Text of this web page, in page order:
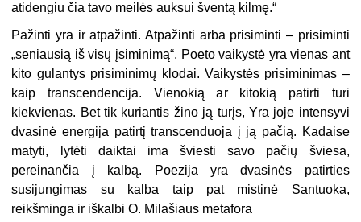
atidengiu čia tavo meilės auksui šventą kilmę.“
Pažinti yra ir atpažinti. Atpažinti arba prisiminti – prisiminti
„seniausią iš visų įsiminimą“. Poeto vaikystė yra vienas ant
kito gulantys prisiminimų klodai. Vaikystės prisiminimas –
kaip transcendencija. Vienokią ar kitokią patirti turi
kiekvienas. Bet tik kuriantis žino ją turįs, Yra joje intensyvi
dvasinė energija pa­tirtį transcenduoja į ją pačią. Kadaise
matyti, lytėti daiktai ima šviesti savo pačių šviesa,
pereinančia į kalbą. Poezija yra dvasinės patirties
susijungimas su kalba taip pat mistinė Santuoka,
reikšminga ir iškalbi O. Milašiaus metafora